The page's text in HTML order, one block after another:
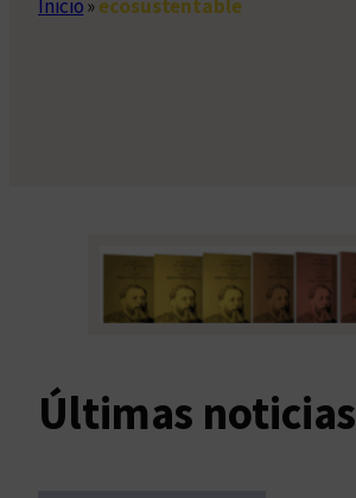
Inicio»ecosustentable
Últimas noticias